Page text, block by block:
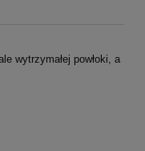
wytrzymałej powłoki, a